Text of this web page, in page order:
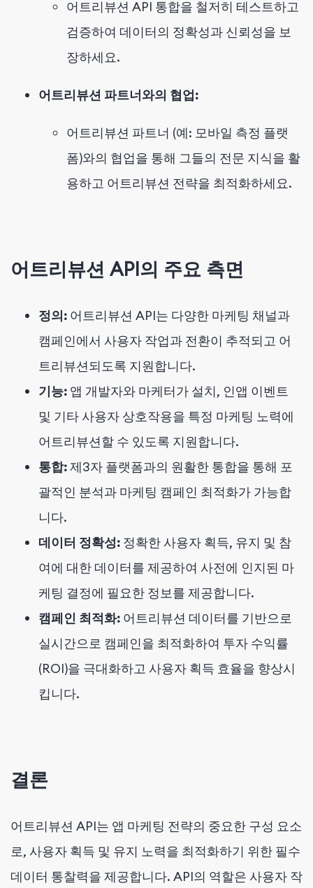
어트리뷰션 API 통합을 철저히 테스트하고
검증하여 데이터의 정확성과 신뢰성을 보
장하세요.
어트리뷰션 파트너와의 협업:
어트리뷰션 파트너 (예: 모바일 측정 플랫
폼)와의 협업을 통해 그들의 전문 지식을 활
용하고 어트리뷰션 전략을 최적화하세요.
어트리뷰션 API의 주요 측면
정의: 어트리뷰션 API는 다양한 마케팅 채널과
캠페인에서 사용자 작업과 전환이 추적되고 어
트리뷰션되도록 지원합니다.
기능: 앱 개발자와 마케터가 설치, 인앱 이벤트
및 기타 사용자 상호작용을 특정 마케팅 노력에
어트리뷰션할 수 있도록 지원합니다.
통합:제3자 플랫폼과의 원활한 통합을 통해 포
괄적인 분석과 마케팅 캠페인 최적화가 가능합
니다.
데이터 정확성: 정확한 사용자 획득, 유지 및 참
여에 대한 데이터를 제공하여 사전에 인지된 마
케팅 결정에 필요한 정보를 제공합니다.
캠페인 최적화: 어트리뷰션 데이터를 기반으로
실시간으로 캠페인을 최적화하여 투자 수익률
(ROI)을 극대화하고 사용자 획득 효율을 향상시
킵니다.
결론
어트리뷰션 API는 앱 마케팅 전략의 중요한 구성 요소
로, 사용자 획득 및 유지 노력을 최적화하기 위한 필수
데이터 통찰력을 제공합니다. API의 역할은 사용자 작